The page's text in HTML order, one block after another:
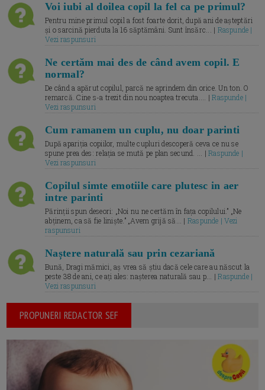
Voi iubi al doilea copil la fel ca pe primul?
Pentru mine primul copil a fost foarte dorit, după ani de așteptări
și o sarcină pierduta la 16 săptămâni. Sunt însărc... | Raspunde |
Vezi raspunsuri
Ne certăm mai des de când avem copil. E
normal?
De când a apărut copilul, parcă ne aprindem din orice. Un ton. O
remarcă. Cine s-a trezit din nou noaptea trecuta.... |Raspunde |
Vezi raspunsuri
Cum ramanem un cuplu, nu doar parinti
După apariția copiilor, multe cupluri descoperă ceva ce nu se
spune prea des: relația se mută pe plan secund. ... |Raspunde |
Vezi raspunsuri
Copilul simte emotiile care plutesc in aer
intre parinti
Părinții spun deseori: „Noi nu ne certăm în fața copilului.” „Ne
abținem, ca să fie liniște.” „Avem grijă să... | Raspunde | Vezi
raspunsuri
Naștere naturală sau prin cezariană
Bună, Dragi mămici, aș vrea să știu dacă cele care au născut la
peste 38 de ani, ce ați ales: nașterea naturală sau p... |Raspunde |
Vezi raspunsuri
PROPUNERI REDACTOR SEF